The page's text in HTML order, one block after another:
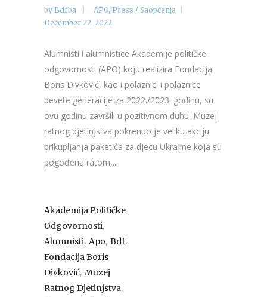
by Bdfba APO, Press / Saopćenja
December 22, 2022
Alumnisti i alumnistice Akademije političke
odgovornosti (APO) koju realizira Fondacija
Boris Divković, kao i polaznici i polaznice
devete generacije za 2022./2023. godinu, su
ovu godinu završili u pozitivnom duhu. Muzej
ratnog djetinjstva pokrenuo je veliku akciju
prikupljanja paketića za djecu Ukrajine koja su
pogođena ratom,...
Akademija Političke
Odgovornosti,
Alumnisti, Apo, Bdf,
Fondacija Boris
Divković, Muzej
Ratnog Djetinjstva,